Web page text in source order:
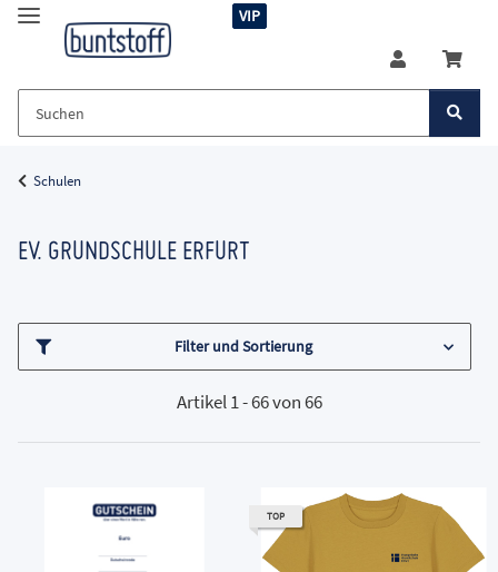
VIP
Schulen
EV. GRUNDSCHULE ERFURT
Filter und Sortierung
Artikel 1 - 66 von 66
TOP